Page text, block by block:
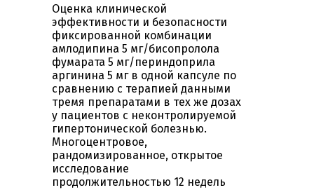
Оценка клинической
эффективности и безопасности
фиксированной комбинации
амлодипина 5 мг/бисопролола
фумарата 5 мг/периндоприла
аргинина 5 мг в одной капсуле по
сравнению с терапией данными
тремя препаратами в тех же дозах
у пациентов с неконтролируемой
гипертонической болезнью.
Многоцентровое,
рандомизированное, открытое
исследование
продолжительностью 12 недель